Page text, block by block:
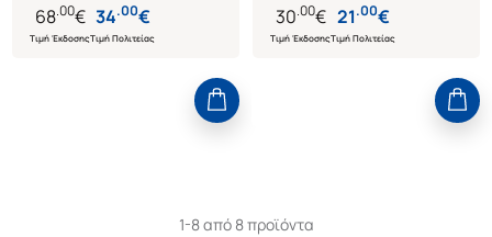
68.00€
Τιμή Έκδοσης
34.00€
Τιμή Πολιτείας
30.00€
Τιμή Έκδοσης
21.00€
Τιμή Πολιτείας
1-8 από 8 προϊόντα